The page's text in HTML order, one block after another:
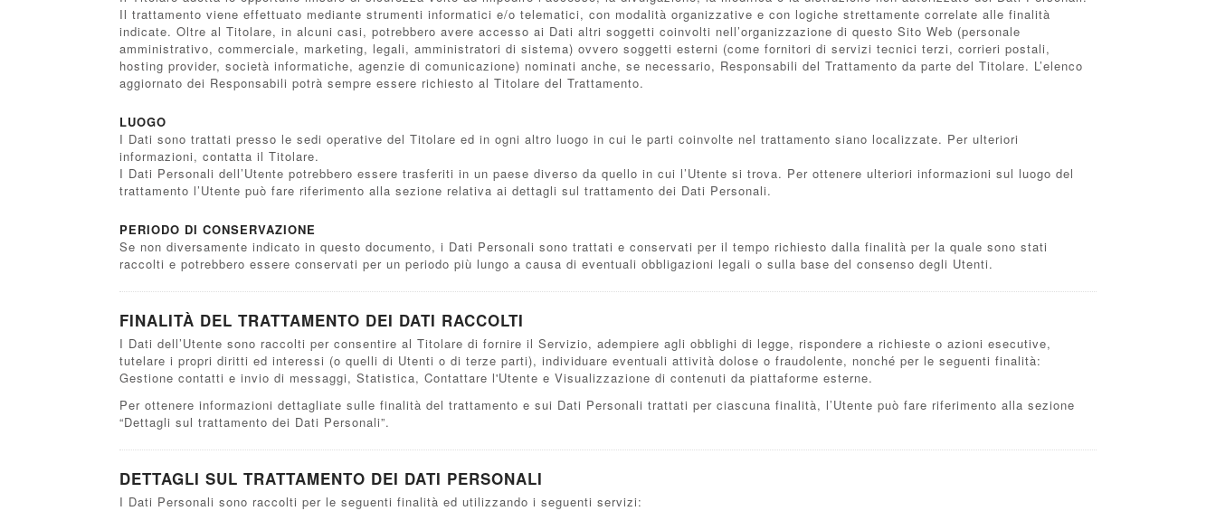
Il trattamento viene effettuato mediante strumenti informatici e/o telematici, con modalità organizzative e con logiche strettamente correlate alle finalità
indicate. Oltre al Titolare, in alcuni casi, potrebbero avere accesso ai Dati altri soggetti coinvolti nell’organizzazione di questo Sito Web (personale
amministrativo, commerciale, marketing, legali, amministratori di sistema) ovvero soggetti esterni (come fornitori di servizi tecnici terzi, corrieri postali,
hosting provider, società informatiche, agenzie di comunicazione) nominati anche, se necessario, Responsabili del Trattamento da parte del Titolare. L’elenco
aggiornato dei Responsabili potrà sempre essere richiesto al Titolare del Trattamento.
LUOGO
I Dati sono trattati presso le sedi operative del Titolare ed in ogni altro luogo in cui le parti coinvolte nel trattamento siano localizzate. Per ulteriori
informazioni, contatta il Titolare.
I Dati Personali dell’Utente potrebbero essere trasferiti in un paese diverso da quello in cui l’Utente si trova. Per ottenere ulteriori informazioni sul luogo del
trattamento l’Utente può fare riferimento alla sezione relativa ai dettagli sul trattamento dei Dati Personali.
PERIODO DI CONSERVAZIONE
Se non diversamente indicato in questo documento, i Dati Personali sono trattati e conservati per il tempo richiesto dalla finalità per la quale sono stati
raccolti e potrebbero essere conservati per un periodo più lungo a causa di eventuali obbligazioni legali o sulla base del consenso degli Utenti.
FINALITÀ DEL TRATTAMENTO DEI DATI RACCOLTI
I Dati dell’Utente sono raccolti per consentire al Titolare di fornire il Servizio, adempiere agli obblighi di legge, rispondere a richieste o azioni esecutive,
tutelare i propri diritti ed interessi (o quelli di Utenti o di terze parti), individuare eventuali attività dolose o fraudolente, nonché per le seguenti finalità:
Gestione contatti e invio di messaggi, Statistica, Contattare l'Utente e Visualizzazione di contenuti da piattaforme esterne.
Per ottenere informazioni dettagliate sulle finalità del trattamento e sui Dati Personali trattati per ciascuna finalità, l’Utente può fare riferimento alla sezione
“Dettagli sul trattamento dei Dati Personali”.
DETTAGLI SUL TRATTAMENTO DEI DATI PERSONALI
I Dati Personali sono raccolti per le seguenti finalità ed utilizzando i seguenti servizi: